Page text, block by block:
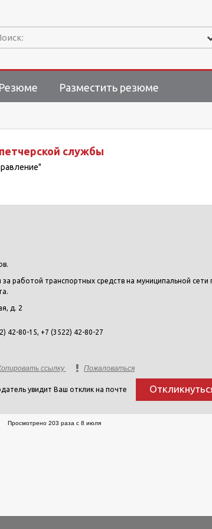
Резюме Разместить резюме
службы
работой транспортных средств на муниципальной сети
д. 2
42-80-15, +7 (3522) 42-80-27
ссылку Пожаловаться
увидит Ваш отклик на почте
Просмотрено 203 раза с 8 июля